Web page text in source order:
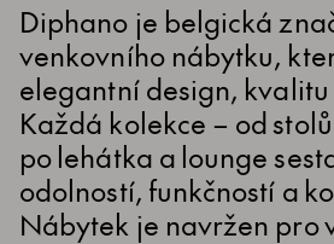
Diphano je belgická
venkovního nábytku,
elegantní design,
Každá kolekce – od
po lehátka a lounge
odolností, funkčností a
Nábytek je navržen pro